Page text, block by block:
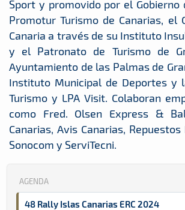
Sport y promovido por el Gobierno
Promotur Turismo de Canarias, el
Canaria a través de su Instituto
y el Patronato de Turismo de
Ayuntamiento de las Palmas de
Instituto Municipal de Deportes y
Turismo y LPA Visit. Colaboran
como Fred. Olsen Express &
Canarias, Avis Canarias,
Sonocom y ServiTecni.
AGENDA
48 Rally Islas Canarias ERC 2024